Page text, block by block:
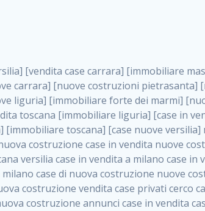
siti vendita case case in vendita roma nord nuovi costruzioni ville nuove in vendita nuove costruzioni in vendita trovocasa cerco casa affitto villette in vendita nuove costruzioni immobiliari nuove costruzioni bologna toscano immobiliare palermo nuovi appartamenti vendita case dragona nuova costruzione case in vendita villaggio prenestino, case in vendita a milano . case in vendita dal costruttore imprese edili torino nuove costruzioni firenze immobiliare case nuove in costruzione toscano immobiliare milano, case in vendita a milano . casanuova case in vendita acilia dragona case in vendita di nuova costruzione case in vendita da costruttore nuove costruzioni eur case e cantieri appartamenti in vendita nuova costruzione case in vendita a dragona roma case in vendita nuove case in costruzione porta portese immobiliare appartamenti cerco casa disperatamente case in vendita torresina cascine in vendita vendita immobili roma, case in vendita a milano . milano nuove costruzioni morena case in vendita costruzioni edili nuove costruzioni catania visure catastali on line gratis nuove costruzioni monza case in costruzione milano, case in vendita a milano . nuove costruzioni boccea vendita immobili milano attico immobiliare roma vendita imprese edili bergamo impresa edile bologna case in vendita a classe appartamento nuovo nuove costruzioni pietralata case costruzione case in vendita roma sud nuove costruzioni residenziali a milano appartamenti nuova costruzione milano case in vendita boccea case in vendita morena nuove costruzioni vendita immobili privati, case in vendita a milano . comprare casa nuova costruzione case in vendita con leasing case in vendita ostia antica case nuova costruzione milano appartamenti nuovi milano case nuove roma nuove costruzioni bari edilizia convenzionata case in vendita a tortona villaggio prenestino case in vendita toscano immobiliare professione casa nuove costruzioni parma impresa costruzioni nuove case nuove costruzioni bergamo vendita immobili torino ville di nuova costruzione solo affitti appartamento nuovo in vendita appartamenti nuova costruzione roma case nuova costruzione roma, case in vendita a milano . nuove costruzioni a milano case in costruzione roma impresa di costruzioni grimaldi immobiliare costruzioni villetta nuova costruzione case in vendita da imprese edili cerco casa a acquisto casa in costruzione nuove costruzioni mare costruzioni immobiliari cantieri nuove costruzioni acquisto casa nuova costruzione nuove costruzioni padova comprare casa in costruzione impresa edile napoli nuove costruzioni pescara casa risorse immobiliari, case in vendita a milano . immobili in costruzione villette nuove villette nuove in vendita gabetti imprese edili verona nuove costruzioni milano sud nuovi immobili nuove costruzioni legnano, case in vendita a milano . cantieri nuove costruzioni milano villa nuova case vendita nuove costruzioni appartamenti in vendita nuovi immobili nuovi costruttori case imprese edili brescia nuovi appartamenti milano case in vendita selva nera casa nuova retecasa case nuova costruzione in vendita monolocale imprese edili firenze imprese edili padova frimm vendita case dragona nuove costruzioni vendita imprese edili parma imprese di costruzioni milano immobiliare toscano frimm immobiliare roma case case dal costruttore acquisto terreno agricolo imprese edili italiane roma vende casa case nuove a milano nuove costruzioni a roma imprese costruzioni roma cerco casa nuova immobili di nuova costruzione case in vendita castelverde roma impresa edile palermo rent to buy roma nuove costruzioni, case in vendita a milano . tempocasa case in vendita a riscatto nuove costruzioni varese nuove costruzioni bolzano vendita case in costruzione nuove costruzioni lecce cantiere milano costruire villa imprese edili treviso impresa edile catania case in vendita roma tiburtina vendita appartamenti nuova costruzione vendita immobili commerciali case nuove in vendita milano nuove costruzioni seregno cerca casa vendita cerco casa milano vendita nuove costruzioni milano ovest vendita case nuove milano imprese edili modena nuove costruzioni milano centro case in vendita aranova nuove abitazioni, case in vendita a milano ., case in vendita a milano . nuove costruzioni brescia nuove costruzioni como appartamenti nuovi in vendita a milano case in vendita bologna nuove costruzioni appartamenti in vendita milano nuova costruzione imprese edili como morena nuove